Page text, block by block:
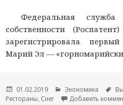
Федеральная служба
собственности
зарегистрировала
Марий Эл —
Опубликовано
01.02.2019 Рубрики
Экономика
Рестораны, Снег Добавить